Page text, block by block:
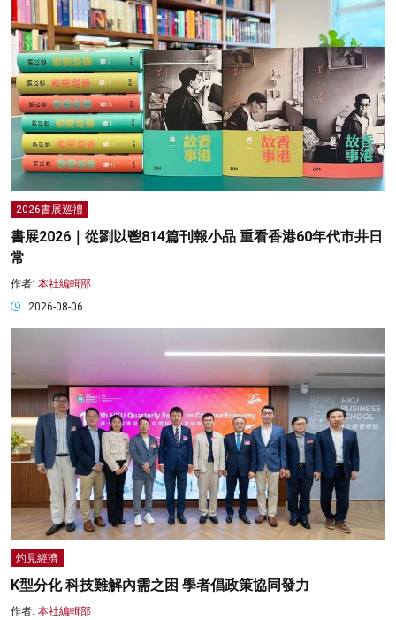
2026書展巡禮
書展2026｜從劉以鬯814篇刊報小品 重看香港60年代市井日
常
作者: 本社編輯部
2026-08-06
灼見經濟
K型分化 科技難解內需之困 學者倡政策協同發力
作者: 本社編輯部